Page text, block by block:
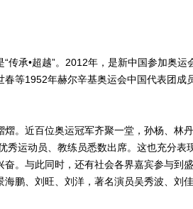
承•超越”。2012年，是新中国参加奥运
春等1952年赫尔辛基奥运会中国代表团成
近百位奥运冠军齐聚一堂，孙杨、林
秀运动员、教练员悉数出席。这也充分表
奋。与此同时，还有社会各界嘉宾参与到
鹏、刘旺、刘洋，著名演员吴秀波、刘